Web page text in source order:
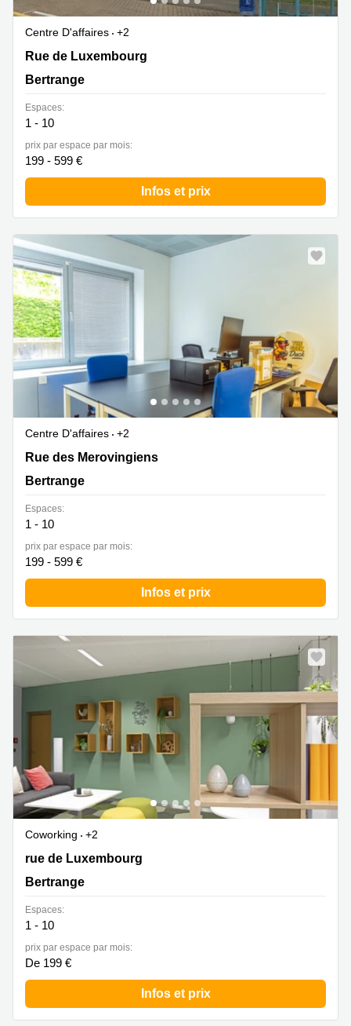
Centre D'affaires
+2
177 rue de Luxembourg, Bertrange
Rue de Luxembourg
Bertrange
Espaces:
1 - 10
prix par espace par mois:
199 - 599 €
Infos et prix
Centre D'affaires
+2
8 rue des Mérovingiens, Bertrange
Rue des Merovingiens
Bertrange
Espaces:
1 - 10
prix par espace par mois:
199 - 599 €
Infos et prix
Coworking
+2
177 rue de Luxembourg, Bertrange
rue de Luxembourg
Bertrange
Espaces:
1 - 10
prix par espace par mois:
De 199 €
Infos et prix